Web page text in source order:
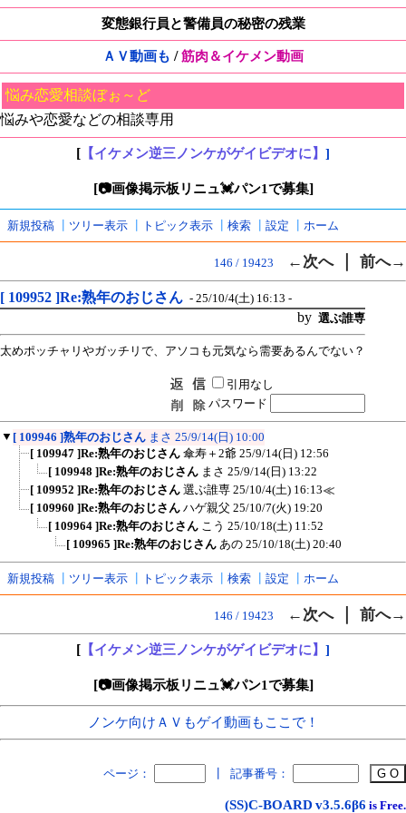
変態銀行員と警備員の秘密の残業
ＡＶ動画も /筋肉＆イケメン動画
悩み恋愛相談ぼぉ～ど
悩みや恋愛などの相談専用
[ 【イケメン逆三ノンケがゲイビデオに】 ]
[📷画像掲示板リニュ💓パン1で募集]
新規投稿 ツリー表示 トピック表示 検索 設定 ホーム
146 / 19423 ←次へ｜ 前へ→
[ 109952 ]Re:熟年のおじさん - 25/10/4(土) 16:13 -
by 選ぶ誰専
太めポッチャリやガッチリで、アソコも元気なら需要あるんでない？
引用なし
パスワード
▼ [ 109946 ]熟年のおじさん まさ 25/9/14(日) 10:00
[ 109947 ]Re:熟年のおじさん 傘寿＋2爺 25/9/14(日) 12:56
[ 109948 ]Re:熟年のおじさん まさ 25/9/14(日) 13:22
[ 109952 ]Re:熟年のおじさん 選ぶ誰専 25/10/4(土) 16:13≪
[ 109960 ]Re:熟年のおじさん ハゲ親父 25/10/7(火) 19:20
[ 109964 ]Re:熟年のおじさん こう 25/10/18(土) 11:52
[ 109965 ]Re:熟年のおじさん あの 25/10/18(土) 20:40
新規投稿 ツリー表示 トピック表示 検索 設定 ホーム
146 / 19423 ←次へ｜ 前へ→
[ 【イケメン逆三ノンケがゲイビデオに】 ]
[📷画像掲示板リニュ💓パン1で募集]
ノンケ向けＡＶもゲイ動画もここで！
ページ： 記事番号：
(SS)C-BOARD v3.5.6β6 is Free.